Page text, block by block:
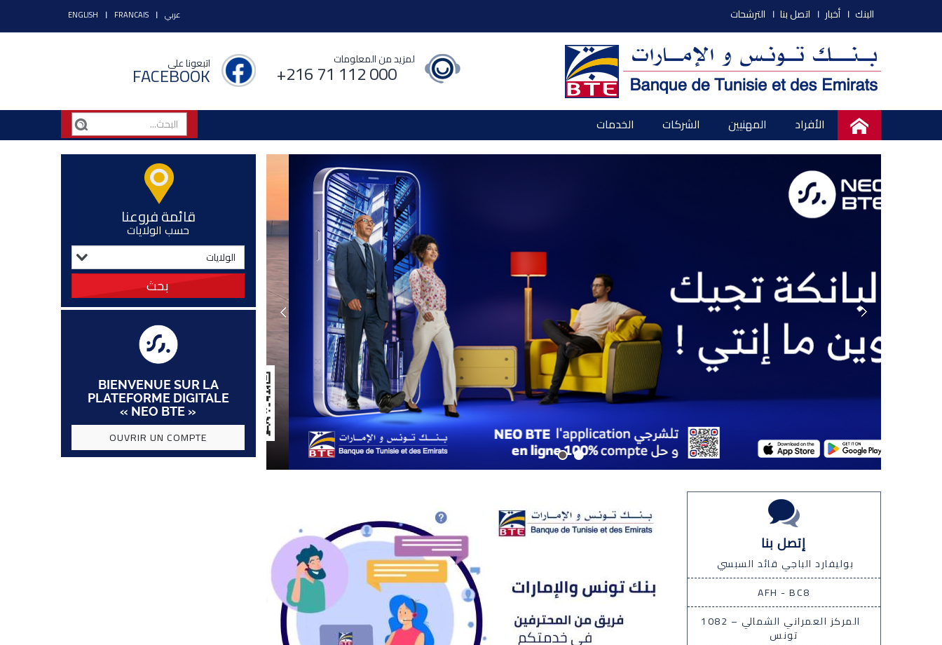
البنك أخبار اتصل بنا الترشحات ENGLISH FRANCAIS عربي
لمزيد من المعلومات
+216 71 112 000 اتبعونا على
FACEBOOK
الأفراد المهنيين الشركات الخدمات
قائمة فروعنا
حسب الولايات
بحث
BIENVENUE SUR LA
PLATEFORME DIGITALE
« NEO BTE »
OUVRIR UN COMPTE
إتصل بنا
بوليفارد الباجي قائد السبسي
AFH - BC8
المركز العمراني الشمالي – 1082
تونس